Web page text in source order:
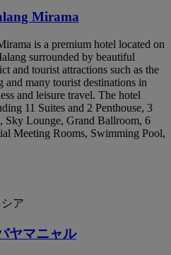
Mirama
is a premium hotel located on
surrounded by beautiful
and tourist attractions such as the
many tourist destinations in
and leisure travel. The hotel
11 Suites and 2 Penthouse, 3
Sky Lounge, Grand Ballroom, 6
Meeting Rooms, Swimming Pool,
ア
ヤマニャル